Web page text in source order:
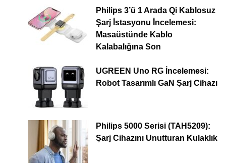
Philips 3’ü 1 Arada Qi Kablosuz
Şarj İstasyonu İncelemesi:
Masaüstünde Kablo
Kalabalığına Son
UGREEN Uno RG İncelemesi:
Robot Tasarımlı GaN Şarj Cihazı
Philips 5000 Serisi (TAH5209):
Şarj Cihazını Unutturan Kulaklık